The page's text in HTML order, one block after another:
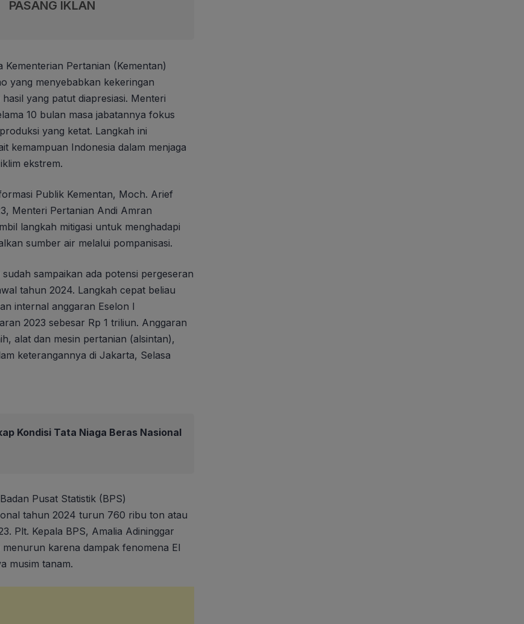
PASANG IKLAN
Kementerian Pertanian (Kementan)
yang menyebabkan kekeringan
yang patut diapresiasi. Menteri
10 bulan masa jabatannya fokus
yang ketat. Langkah ini
kemampuan Indonesia dalam menjaga
ekstrem.
Publik Kementan, Moch. Arief
Menteri Pertanian Andi Amran
langkah mitigasi untuk menghadapi
sumber air melalui pompanisasi.
sampaikan ada potensi pergeseran
tahun 2024. Langkah cepat beliau
internal anggaran Eselon I
2023 sebesar Rp 1 triliun. Anggaran
alat dan mesin pertanian (alsintan),
keterangannya di Jakarta, Selasa
Kondisi Tata Niaga Beras Nasional
Pusat Statistik (BPS)
tahun 2024 turun 760 ribu ton atau
Plt. Kepala BPS, Amalia Adininggar
karena dampak fenomena El
musim tanam.